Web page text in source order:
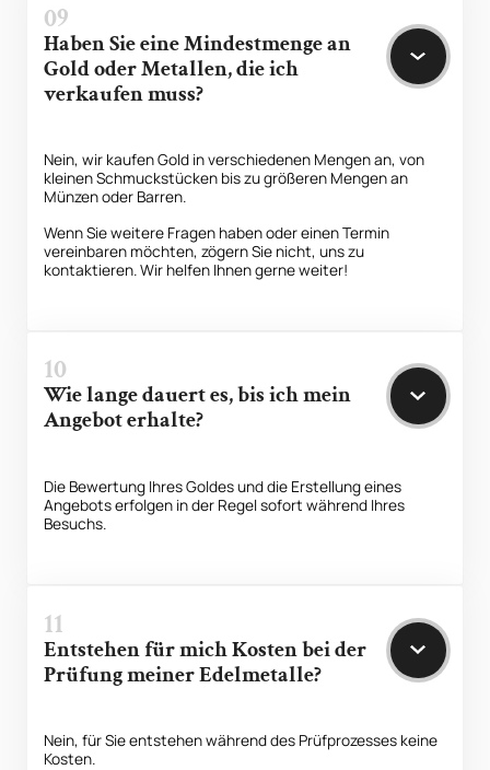
09
Haben Sie eine Mindestmenge an
Gold oder Metallen, die ich
verkaufen muss?
Nein, wir kaufen Gold in verschiedenen Mengen an, von
kleinen Schmuckstücken bis zu größeren Mengen an
Münzen oder Barren.
Wenn Sie weitere Fragen haben oder einen Termin
vereinbaren möchten, zögern Sie nicht, uns zu
kontaktieren. Wir helfen Ihnen gerne weiter!
10
Wie lange dauert es, bis ich mein
Angebot erhalte?
Die Bewertung Ihres Goldes und die Erstellung eines
Angebots erfolgen in der Regel sofort während Ihres
Besuchs.
11
Entstehen für mich Kosten bei der
Prüfung meiner Edelmetalle?
Nein, für Sie entstehen während des Prüfprozesses keine
Kosten.